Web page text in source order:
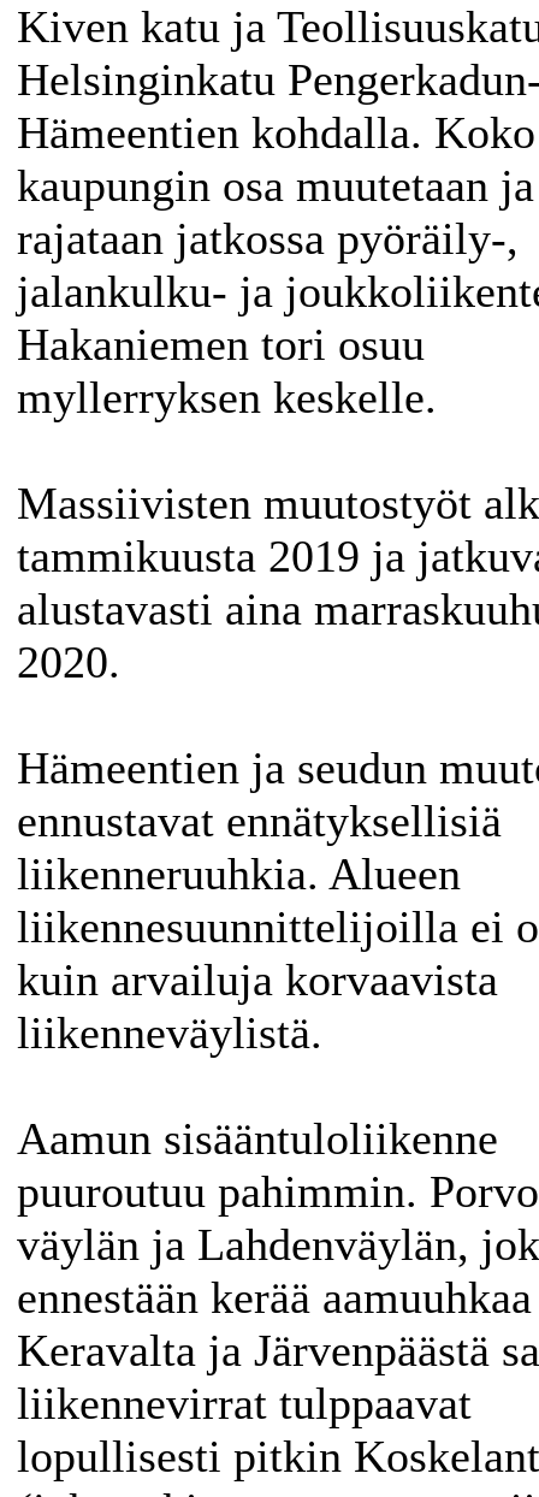
Kiven katu ja
Helsinginkatu
Hämeentien kohdalla. Koko
kaupungin osa muutetaan ja
rajataan jatkossa pyöräily-,
jalankulku- ja
Hakaniemen tori osuu
myllerryksen keskelle.
Massiivisten muutostyöt
tammikuusta 2019 ja
alustavasti aina
2020.
Hämeentien ja seudun
ennustavat ennätyksellisiä
liikenneruuhkia. Alueen
liikennesuunnittelijoilla ei
kuin arvailuja korvaavista
liikenneväylistä.
Aamun sisääntuloliikenne
puuroutuu pahimmin.
väylän ja Lahdenväylän,
ennestään kerää
Keravalta ja Järvenpäästä
liikennevirrat tulppaavat
lopullisesti pitkin